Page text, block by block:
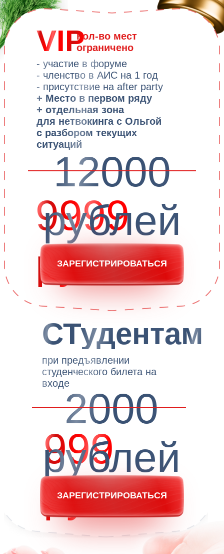
Производитель
и расходных
материалов
Эксклюзивный
дистрибьютер
международной
компании Supreme
Pharmatech Ltd в России
Производитель
правильных
и полезных масел и
из Австрии
Сеть кафе с гавайским
Эксклюзивный
дистрибьютор
продукции HERBADENT
Производитель
натуральных средств
гигиены полости рта,
производство Чехия
Лидер на российском
рынке
красоты на основе
Производитель
минеральной воды
Производитель
натуральных специй и
смесей для
использования в
кулинарии
Форум, оставьте заявку на
получение видеозаписи
выступлений.
Видеозапись
ОСТАВИТЬ ЗАЯВКУ